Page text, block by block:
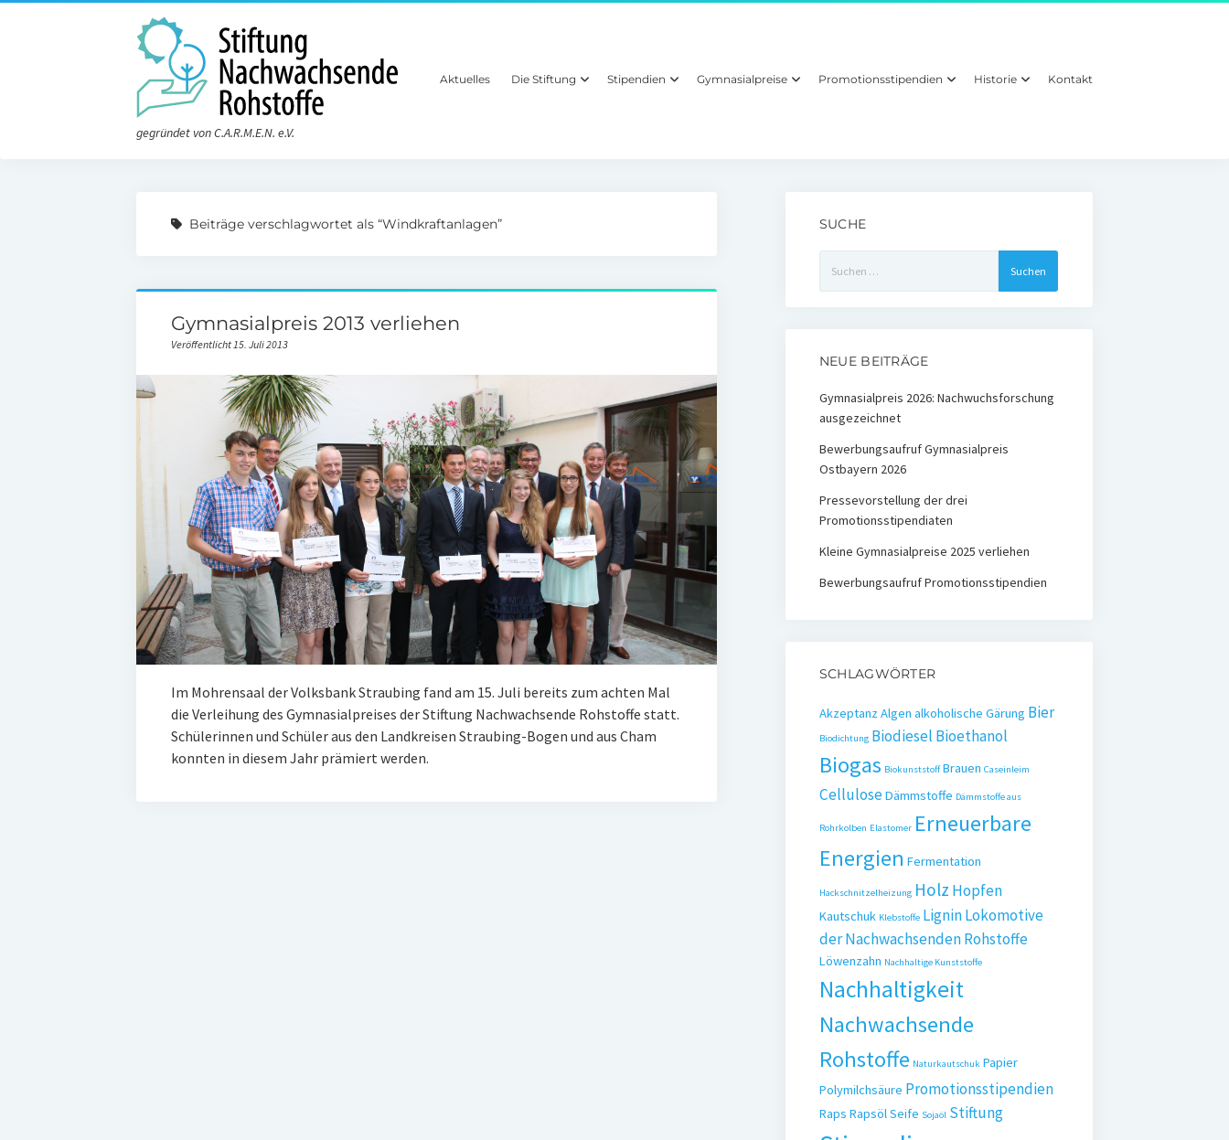
gegründet von C.A.R.M.E.N. e.V.
Aktuelles Die Stiftung Stipendien Gymnasialpreise Promotionsstipendien Historie Kontakt
Beiträge verschlagwortet als “Windkraftanlagen”
Gymnasialpreis 2013 verliehen
Veröffentlicht 15. Juli 2013
Im Mohrensaal der Volksbank Straubing fand am 15. Juli bereits zum achten Mal
die Verleihung des Gymnasialpreises der Stiftung Nachwachsende Rohstoffe statt.
Schülerinnen und Schüler aus den Landkreisen Straubing-Bogen und aus Cham
konnten in diesem Jahr prämiert werden.
SUCHE
nach:
NEUE BEITRÄGE
Gymnasialpreis 2026: Nachwuchsforschung
ausgezeichnet
Bewerbungsaufruf Gymnasialpreis
Ostbayern 2026
Pressevorstellung der drei
Promotionsstipendiaten
Kleine Gymnasialpreise 2025 verliehen
Bewerbungsaufruf Promotionsstipendien
SCHLAGWÖRTER
Akzeptanz Algen alkoholische Gärung Bier
Biodichtung Biodiesel Bioethanol
Biogas Biokunststoff Brauen Caseinleim
CelluloseDämmstoffe Dämmstoffe aus
Rohrkolben Elastomer Erneuerbare
Energien Fermentation
Hackschnitzelheizung Holz Hopfen
Kautschuk Klebstoffe LigninLokomotive
der Nachwachsenden Rohstoffe
Löwenzahn Nachhaltige Kunststoffe
Nachhaltigkeit
Nachwachsende
Rohstoffe Naturkautschuk Papier
Polymilchsäure Promotionsstipendien
Raps RapsölSeife Sojaöl Stiftung